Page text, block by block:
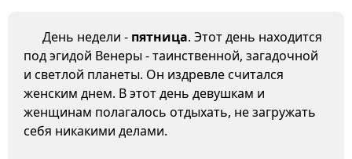
День недели - пятница. Этот день находится
под эгидой Венеры - таинственной, загадочной
и светлой планеты. Он издревле считался
женским днем. В этот день девушкам и
женщинам полагалось отдыхать, не загружать
себя никакими делами.